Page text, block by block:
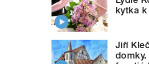
kytka k
Jiří